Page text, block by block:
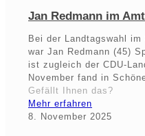
Jan Redmann im
Bei der Landtagswahl
war Jan Redmann (45)
ist zugleich der CDU-
November fand in
Gefällt Ihnen das?
Mehr erfahren
8. November 2025